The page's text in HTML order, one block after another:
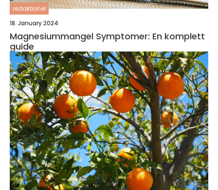
redaktionel
18. January 2024
Magnesiummangel Symptomer: En komplett
guide